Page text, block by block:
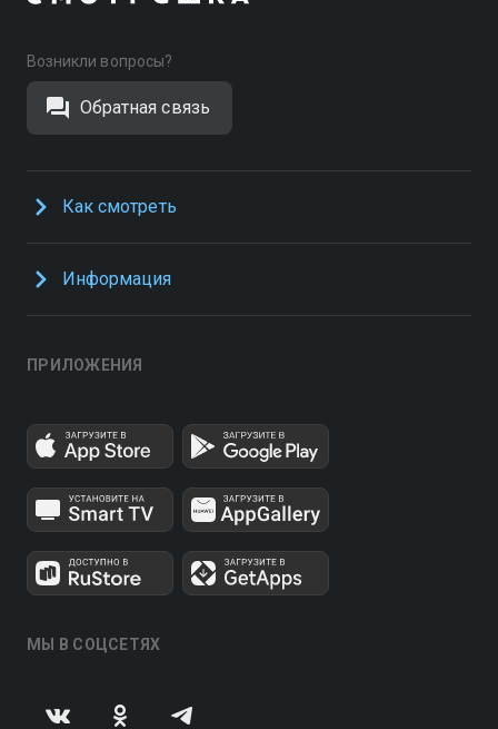
Возникли вопросы?
Обратная связь
Как смотреть
Информация
ПРИЛОЖЕНИЯ
МЫ В СОЦСЕТЯХ